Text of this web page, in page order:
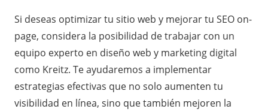
Si deseas optimizar tu sitio web y mejorar tu SEO on-
page, considera la posibilidad de trabajar con un
equipo experto en diseño web y marketing digital
como Kreitz. Te ayudaremos a implementar
estrategias efectivas que no solo aumenten tu
visibilidad en línea, sino que también mejoren la